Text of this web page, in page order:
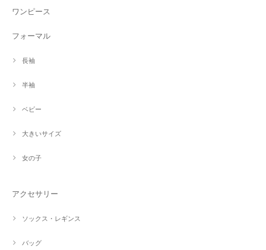
ワンピース
フォーマル
長袖
半袖
ベビー
大きいサイズ
女の子
アクセサリー
ソックス・レギンス
バッグ